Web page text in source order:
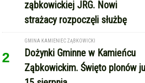
2
GMINA KAMIENIEC ZĄBKOWICKI
Dożynki Gminne w Kamieńcu
Ząbkowickim. Święto plonów już
15 sierpnia
TARNÓW (GM. ZĄBKOWICE ŚLĄSKIE)